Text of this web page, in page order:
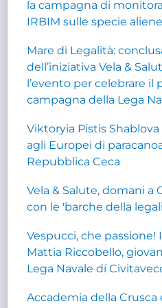
la campagna di
IRBIM sulle specie
Mare di Legalità:
dell’iniziativa Vela &
l’evento per celebrare il
campagna della Lega
Viktoryia Pistis
agli Europei di
Repubblica Ceca
Vela & Salute, domani a
con le 'barche della
Vespucci, che passione!
Mattia Riccobello,
Lega Navale dí
Accademia della Crusca